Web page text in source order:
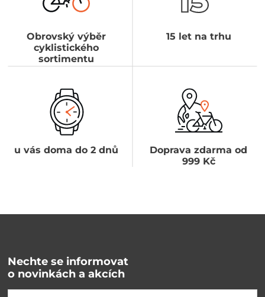
Obrovský výběr
cyklistického
sortimentu
15 let na trhu
u vás doma do 2 dnů
Doprava zdarma od
999 Kč
Nechte se informovat
o novinkách a akcích